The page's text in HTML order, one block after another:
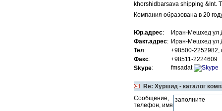
khorshidbarsava shipping &Int.
Компания образована в 20
Юр.адрес:
Иран-Мешхед ул
Факт.адрес: Иран-Мешхед ул
Тел:
+98500-2252982,
Факс:
+98511-2224609
Skype: fmsadat
Re: Хуршид - каталог
Сообщение,
телефон, имя